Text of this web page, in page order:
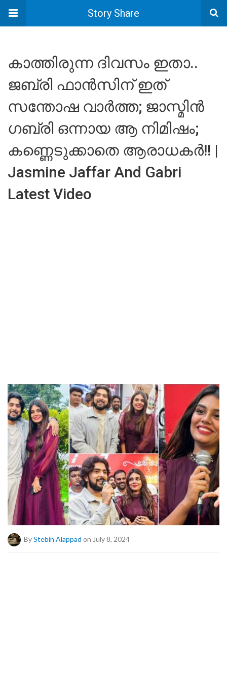
Story Share
കാത്തിരുന്ന ദിവസം ഇതാ..
ജബ്രി ഫാൻസിന് ഇത്
സന്തോഷ വാർത്ത; ജാസ്മിൻ
ഗബ്രി ഒന്നായ ആ നിമിഷം;
കണ്ണെടുക്കാതെ ആരാധകർ!! |
Jasmine Jaffar And Gabri
Latest Video
ByStebin Alappad on July 8, 2024